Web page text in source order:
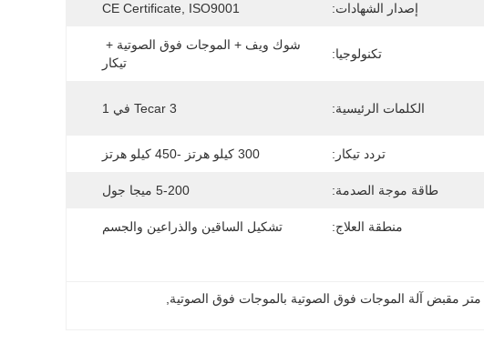
إصدار الشهادات: CE Certificate, ISO9001
تكنولوجيا:
تيكار
الكلمات الرئيسية: Tecar 3 في 1
تردد تيكار: 300 كيلو هرتز -450 كيلو هرتز
طاقة موجة الصدمة: 5-200 ميجا جول
منطقة العلاج: تشكيل الساقين والذراعين والجسم